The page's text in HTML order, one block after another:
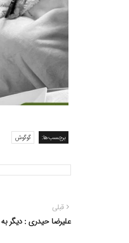
برچسب‌ها: گوگوش
راهبری
نوشته
قبلی
قبلی:
علیرضا حیدری : دیگر